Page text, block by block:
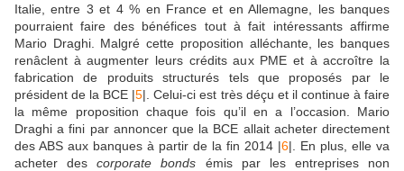
Italie, entre 3 et 4 % en France et en Allemagne, les banques
pourraient faire des bénéfices tout à fait intéressants affirme
Mario Draghi. Malgré cette proposition alléchante, les banques
renâclent à augmenter leurs crédits aux PME et à accroître la
fabrication de produits structurés tels que proposés par le
président de la BCE |5|. Celui-ci est très déçu et il continue à faire
la même proposition chaque fois qu’il en a l’occasion. Mario
Draghi a fini par annoncer que la BCE allait acheter directement
des ABS aux banques à partir de la fin 2014 |6|. En plus, elle va
acheter descorporate bonds émis par les entreprises non